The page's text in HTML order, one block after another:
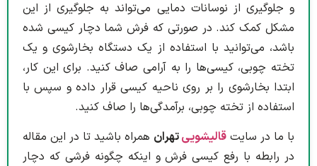
و جلوگیری از نوسانات دمایی می‌تواند به جلوگیری از این
مشکل کمک کند. در صورتی که فرش شما دچار کیسی شده
باشد، می‌توانید با استفاده از یک دستگاه بخارشوی و یک
تخته چوبی، کیسی‌ها را به آرامی صاف کنید. برای این کار،
ابتدا بخارشوی را بر روی ناحیه کیسی قرار داده و سپس با
استفاده از تخته چوبی، برآمدگی‌ها را صاف کنید.
با ما در سایت قالیشوییتهران همراه باشید تا در این مقاله
در رابطه با رفع کیسی فرش و اینکه چگونه فرشی که دچار